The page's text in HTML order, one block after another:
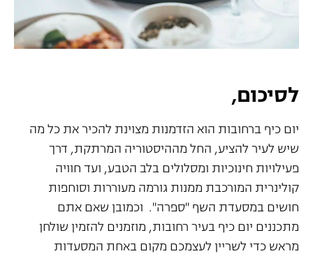
לסיכום,
יום כיף ברחובות הוא הזדמנות מצוינת להכיר את כל מה
שיש לעיר להציע, החל מההיסטוריה המרתקת, דרך
פעילויות חינוכיות ומסלולים בלב הטבע, ועד חוויה
קולינרית המורכבת ממנות גורמה מעוררות וסוחפות
חושים במסעדת השף "ספרה". וכמובן שאם אתם
מתכננים יום כיף בעיר רחובות, מוזמנים להזמין שולחן
מראש כדי לשריין לעצמכם מקום באחת המסעדות